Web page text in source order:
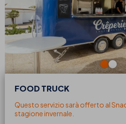
FOOD TRUCK
Questo servizio sarà offerto al
stagione invernale.